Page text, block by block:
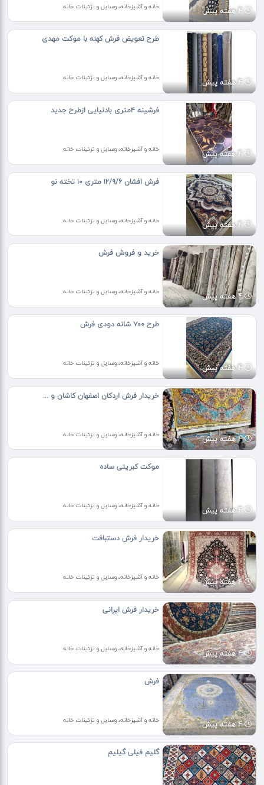
4 هفته پیش خانه و آشپزخانه، وسایل و تزئینات خانه
4 هفته پیش
طرح تعویض فرش کهنه با موکت مهدی
خانه و آشپزخانه، وسایل و تزئینات خانه
4 هفته پیش
فرشینه ۴متری بادنیایی ازطرح جدید
خانه و آشپزخانه، وسایل و تزئینات خانه
4 هفته پیش
فرش افشان ۱۲/۹/۶ متری ۱۰ تخته نو
خانه و آشپزخانه، وسایل و تزئینات خانه
4 هفته پیش
خرید و فروش فرش
خانه و آشپزخانه، وسایل و تزئینات خانه
4 هفته پیش
طرح ۷۰۰ شانه دودی فرش
خانه و آشپزخانه، وسایل و تزئینات خانه
4 هفته پیش
خریدار فرش اردکان اصفهان کاشان و ...
خانه و آشپزخانه، وسایل و تزئینات خانه
4 هفته پیش
موکت کبریتی ساده
خانه و آشپزخانه، وسایل و تزئینات خانه
4 هفته پیش
خریدار فرش دستبافت
خانه و آشپزخانه، وسایل و تزئینات خانه
4 هفته پیش
خریدار فرش ایرانی
خانه و آشپزخانه، وسایل و تزئینات خانه
4 هفته پیش
فرش
خانه و آشپزخانه، وسایل و تزئینات خانه
گلیم فیلی گیلیم